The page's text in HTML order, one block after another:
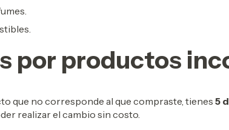
por productos
que no corresponde al que compraste, tienes 5
realizar el cambio sin costo.